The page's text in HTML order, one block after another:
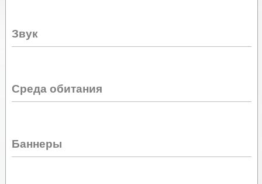
Звук
Среда обитания
Баннеры